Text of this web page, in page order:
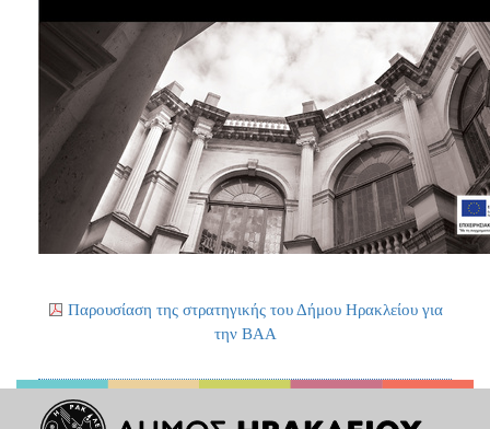
Παρουσίαση της στρατηγικής του Δήμου Ηρακλείου για
την ΒΑΑ